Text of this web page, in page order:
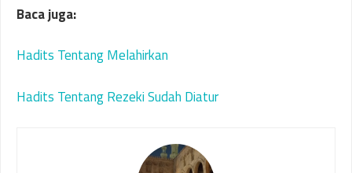
Baca juga:
Hadits Tentang Melahirkan
Hadits Tentang Rezeki Sudah Diatur